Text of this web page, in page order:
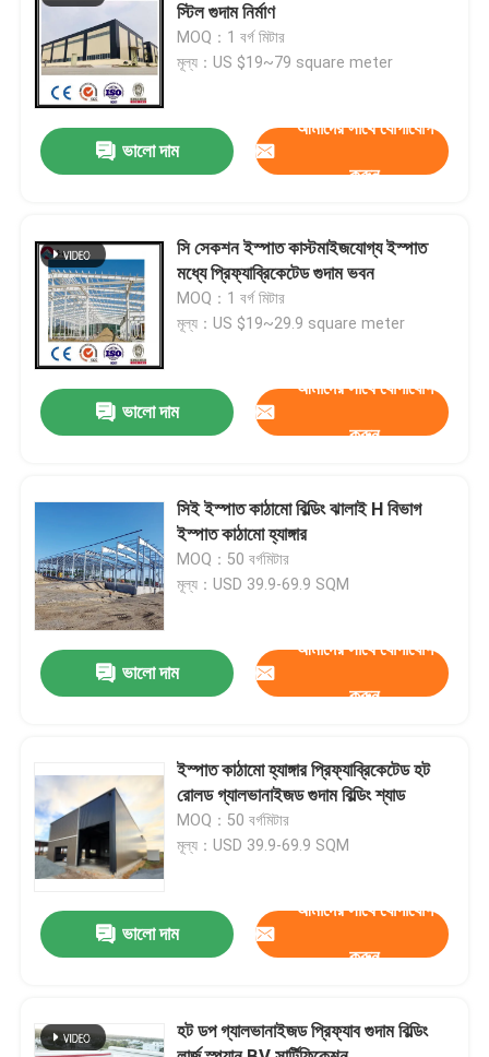
বাড়ি
আমাদের সম্বন্ধে
কারখানা পরিদর্শন
গুণমান নিয়ন্ত্রণ
খবর
মামলা
ইস্পাত কাঠামো গুদাম
স্টিল গুদাম নির্মাণ
MOQ：1 বর্গ মিটার
মূল্য：US $19~79 square meter
ভালো দাম
আমাদের সাথে যোগাযোগ
করুন
সি সেকশন ইস্পাত কাস্টমাইজযোগ্য ইস্পাত
মধ্যে প্রিফ্যাব্রিকেটেড গুদাম ভবন
MOQ：1 বর্গ মিটার
মূল্য：US $19~29.9 square meter
ভালো দাম
আমাদের সাথে যোগাযোগ
করুন
সিই ইস্পাত কাঠামো বিল্ডিং ঝালাই H বিভাগ
ইস্পাত কাঠামো হ্যাঙ্গার
MOQ：50 বর্গমিটার
মূল্য：USD 39.9-69.9 SQM
ভালো দাম
আমাদের সাথে যোগাযোগ
করুন
ইস্পাত কাঠামো হ্যাঙ্গার প্রিফ্যাব্রিকেটেড হট
রোলড গ্যালভানাইজড গুদাম বিল্ডিং শ্যাড
MOQ：50 বর্গমিটার
মূল্য：USD 39.9-69.9 SQM
ভালো দাম
আমাদের সাথে যোগাযোগ
করুন
হট ডপ গ্যালভানাইজড প্রিফ্যাব গুদাম বিল্ডিং